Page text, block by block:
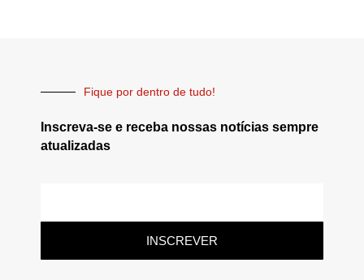
Fique por dentro de tudo!
Inscreva-se e receba nossas notícias sempre
atualizadas
INSCREVER